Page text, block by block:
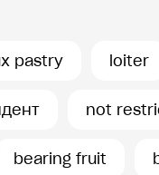
pastry loiter
not
bearing fruit